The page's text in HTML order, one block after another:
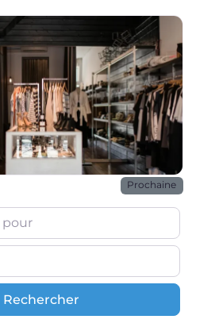
Prochaine
RechercherRechercher